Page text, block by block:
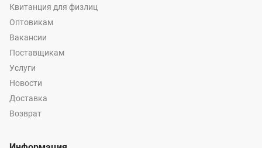
Квитанция для физлиц
Оптовикам
Вакансии
Поставщикам
Услуги
Новости
Доставка
Возврат